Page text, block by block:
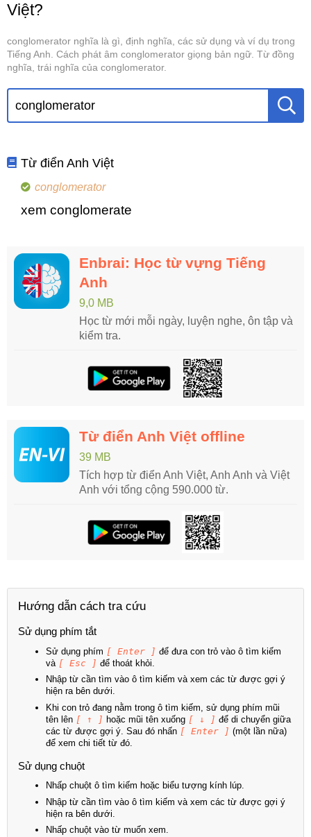
Việt?
conglomerator nghĩa là gì, định nghĩa, các sử dụng và ví dụ trong
Tiếng Anh. Cách phát âm conglomerator giọng bản ngữ. Từ đồng
nghĩa, trái nghĩa của conglomerator.
Từ điển Anh Việt
conglomerator
xem conglomerate
Enbrai: Học từ vựng Tiếng
Anh
9,0 MB
Học từ mới mỗi ngày, luyện nghe, ôn tập và
kiểm tra.
Từ điển Anh Việt offline
39 MB
Tích hợp từ điển Anh Việt, Anh Anh và Việt
Anh với tổng cộng 590.000 từ.
Hướng dẫn cách tra cứu
Sử dụng phím tắt
Sử dụng phím [ Enter ] để đưa con trỏ vào ô tìm kiếm
và [ Esc ] để thoát khỏi.
Nhập từ cần tìm vào ô tìm kiếm và xem các từ được gợi ý
hiện ra bên dưới.
Khi con trỏ đang nằm trong ô tìm kiếm, sử dụng phím mũi
tên lên [ ↑ ] hoặc mũi tên xuống [ ↓ ] để di chuyển giữa
các từ được gợi ý. Sau đó nhấn [ Enter ] (một lần nữa)
để xem chi tiết từ đó.
Sử dụng chuột
Nhấp chuột ô tìm kiếm hoặc biểu tượng kính lúp.
Nhập từ cần tìm vào ô tìm kiếm và xem các từ được gợi ý
hiện ra bên dưới.
Nhấp chuột vào từ muốn xem.